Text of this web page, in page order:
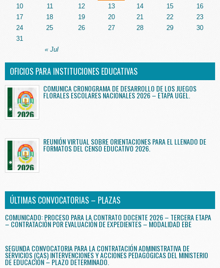
« Jul
10
11 12 13 14 15
16
17
18 19 20 21 22
23
24
25 26 27 28 29
30
31
OFICIOS PARA INSTITUCIONES EDUCATIVAS
COMUNICA CRONOGRAMA DE DESARROLLO DE LOS JUEGOS
FLORALES ESCOLARES NACIONALES 2026 – ETAPA UGEL.
REUNIÓN VIRTUAL SOBRE ORIENTACIONES PARA EL LLENADO DE
FORMATOS DEL CENSO EDUCATIVO 2026.
ÚLTIMAS CONVOCATORIAS – PLAZAS
COMUNICADO: PROCESO PARA LA CONTRATO DOCENTE 2026 – TERCERA ETAPA
– CONTRATACIÓN POR EVALUACIÓN DE EXPEDIENTES – MODALIDAD EBE
SEGUNDA CONVOCATORIA PARA LA CONTRATACIÓN ADMINISTRATIVA DE
SERVICIOS (CAS) INTERVENCIONES Y ACCIONES PEDAGÓGICAS DEL MINISTERIO
DE EDUCACIÓN – PLAZO DETERMINADO.